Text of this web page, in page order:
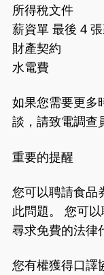
所得稅文件
薪資單 最後 4
財產契約
水電費
如果您需要更多
談，請致電調查
重要的提醒
您可以聘請食品
此問題。 您可
尋求免費的法律
您有權獲得口譯